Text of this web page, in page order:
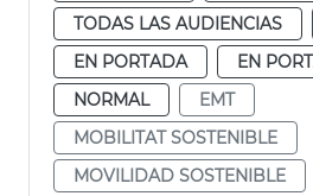
TODAS LAS AUDIENCIAS
EN PORTADA
EN
NORMAL
EMT
MOBILITAT SOSTENIBLE
MOVILIDAD SOSTENIBLE